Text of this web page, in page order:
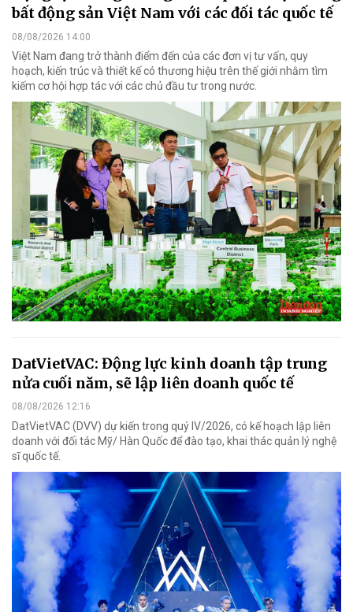
bất động sản Việt Nam với các đối tác quốc tế
08/08/2026 14:00
Việt Nam đang trở thành điểm đến của các đơn vị tư vấn, quy
hoạch, kiến trúc và thiết kế có thương hiệu trên thế giới nhằm tìm
kiếm cơ hội hợp tác với các chủ đầu tư trong nước.
DatVietVAC: Động lực kinh doanh tập trung
nửa cuối năm, sẽ lập liên doanh quốc tế
08/08/2026 12:16
DatVietVAC (DVV) dự kiến trong quý IV/2026, có kế hoạch lập liên
doanh với đối tác Mỹ/ Hàn Quốc để đào tạo, khai thác quản lý nghệ
sĩ quốc tế.